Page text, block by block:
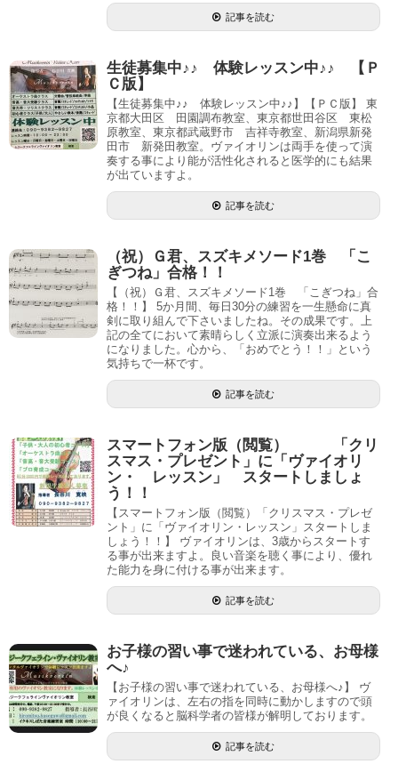
記事を読む
生徒募集中♪♪ 体験レッスン中♪♪ 【Ｐ
Ｃ版】
【生徒募集中♪♪ 体験レッスン中♪♪】【ＰＣ版】 東
京都大田区 田園調布教室、東京都世田谷区 東松
原教室、東京都武蔵野市 吉祥寺教室、新潟県新発
田市 新発田教室。ヴァイオリンは両手を使って演
奏する事により能が活性化されると医学的にも結果
が出ていますよ。
記事を読む
（祝）Ｇ君、スズキメソード1巻 「こ
ぎつね」合格！！
【（祝）Ｇ君、スズキメソード1巻 「こぎつね」合
格！！】 5か月間、毎日30分の練習を一生懸命に真
剣に取り組んで下さいましたね。その成果です。上
記の全てにおいて素晴らしく立派に演奏出来るよう
になりました。心から、「おめでとう！！」という
気持ちで一杯です。
記事を読む
スマートフォン版（閲覧） 「クリ
スマス・プレゼント」に「ヴァイオリ
ン・ レッスン」 スタートしましょ
う！！
【スマートフォン版（閲覧）「クリスマス・プレゼ
ント」に「ヴァイオリン・レッスン」スタートしま
しょう！！】 ヴァイオリンは、3歳からスタートす
る事が出来ますよ。良い音楽を聴く事により、優れ
た能力を身に付ける事が出来ます。
記事を読む
お子様の習い事で迷われている、お母様
へ♪
【お子様の習い事で迷われている、お母様へ♪】 ヴ
ァイオリンは、左右の指を同時に動かしますので頭
が良くなると脳科学者の皆様が解明しております。
記事を読む